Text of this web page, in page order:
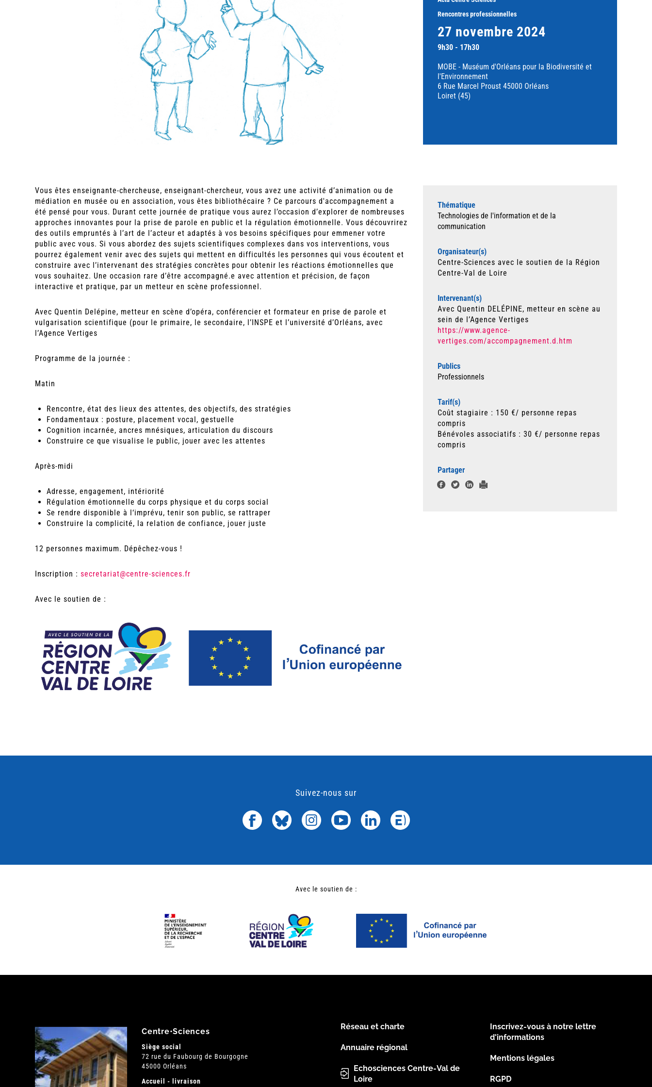
Rencontres professionnelles
27 novembre 2024
9h30 - 17h30
MOBE - Muséum d'Orléans pour la Biodiversité et
l'Environnement
6 Rue Marcel Proust 45000 Orléans
Loiret (45)
Vous êtes enseignante-chercheuse, enseignant-chercheur, vous avez une activité d’animation ou de
médiation en musée ou en association, vous êtes bibliothécaire ? Ce parcours d'accompagnement a
été pensé pour vous. Durant cette journée de pratique vous aurez l’occasion d’explorer de nombreuses
approches innovantes pour la prise de parole en public et la régulation émotionnelle. Vous découvrirez
des outils empruntés à l’art de l’acteur et adaptés à vos besoins spécifiques pour emmener votre
public avec vous. Si vous abordez des sujets scientifiques complexes dans vos interventions, vous
pourrez également venir avec des sujets qui mettent en difficultés les personnes qui vous écoutent et
construire avec l’intervenant des stratégies concrètes pour obtenir les réactions émotionnelles que
vous souhaitez. Une occasion rare d’être accompagné.e avec attention et précision, de façon
interactive et pratique, par un metteur en scène professionnel.
Avec Quentin Delépine, metteur en scène d’opéra, conférencier et formateur en prise de parole et
vulgarisation scientifique (pour le primaire, le secondaire, l’INSPE et l’université d’Orléans, avec
l’Agence Vertiges
Programme de la journée :
Matin
Rencontre, état des lieux des attentes, des objectifs, des stratégies
Fondamentaux : posture, placement vocal, gestuelle
Cognition incarnée, ancres mnésiques, articulation du discours
Construire ce que visualise le public, jouer avec les attentes
Après-midi
Adresse, engagement, intériorité
Régulation émotionnelle du corps physique et du corps social
Se rendre disponible à l‘imprévu, tenir son public, se rattraper
Construire la complicité, la relation de confiance, jouer juste
12 personnes maximum. Dépêchez-vous !
Inscription : secretariat@centre-sciences.fr
Avec le soutien de :
Thématique
Technologies de l'information et de la
communication
Organisateur(s)
Centre-Sciences avec le soutien de la Région
Centre-Val de Loire
Intervenant(s)
Avec Quentin DELÉPINE, metteur en scène au
sein de l’Agence Vertiges
https://www.agence-
vertiges.com/accompagnement.d.htm
Publics
Professionnels
Tarif(s)
Coût stagiaire : 150 €/ personne repas
compris
Bénévoles associatifs : 30 €/ personne repas
compris
Partager
Suivez-nous sur
Avec le soutien de :
Centre•Sciences
Siège social
72 rue du Faubourg de Bourgogne
45000 Orléans
Accueil - livraison
Menu
Pied
Réseau et charte
Annuaire régional
Echosciences Centre-Val de
Loire
Footer
2
Inscrivez-vous à notre lettre
d'informations
Mentions légales
RGPD